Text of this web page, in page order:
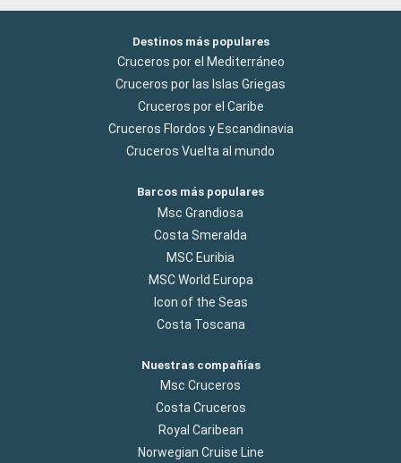
Destinos más populares
Cruceros por el Mediterráneo
Cruceros por las Islas Griegas
Cruceros por el Caribe
Cruceros Flordos y Escandinavia
Cruceros Vuelta al mundo
Barcos más populares
Msc Grandiosa
Costa Smeralda
MSC Euribia
MSC World Europa
Icon of the Seas
Costa Toscana
Nuestras compañías
Msc Cruceros
Costa Cruceros
Royal Caribean
Norwegian Cruise Line